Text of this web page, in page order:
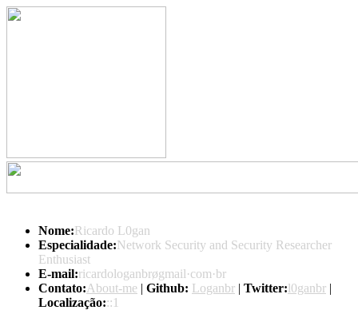
Nome:Ricardo L0gan
Especialidade:Network Security and Security Researcher
Enthusiast
E-mail:ricardologanbrøgmail·com·br
Contato:About-me | Github: Loganbr | Twitter:l0ganbr |
Localização:::1